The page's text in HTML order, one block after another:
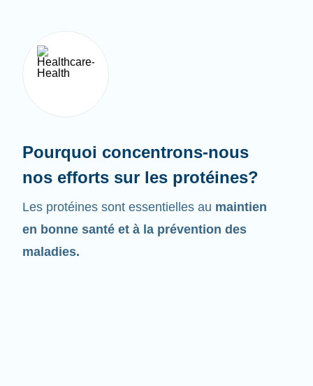
Pourquoi concentrons-nous
nos efforts sur les protéines?
Les protéines sont essentielles au maintien
en bonne santé et à la prévention des
maladies.